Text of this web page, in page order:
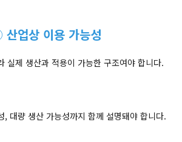
업상 이용 가능성
실제 생산과 적용이 가능한 구조여야 합니다.
, 대량 생산 가능성까지 함께 설명돼야 합니다.